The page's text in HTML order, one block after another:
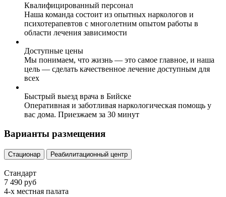
Квалифицированный персонал
Наша команда состоит из опытных наркологов и
психотерапевтов с многолетним опытом работы в
области лечения зависимости
Доступные цены
Мы понимаем, что жизнь — это самое главное, и наша
цель — сделать качественное лечение доступным для
всех
Быстрый выезд врача в Бийске
Оперативная и заботливая наркологическая помощь у
вас дома. Приезжаем за 30 минут
Варианты размещения
Стационар Реабилитационный центр
Стандарт
7 490 руб
4-х местная палата